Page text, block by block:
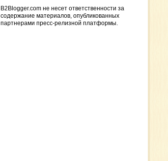
B2Blogger.com не несет ответственности за
содержание материалов, опубликованных
партнерами пресс-релизной платформы.